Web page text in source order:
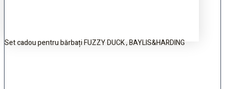
Set cadou pentru bărbați FUZZY DUCK , BAYLIS&HARDING